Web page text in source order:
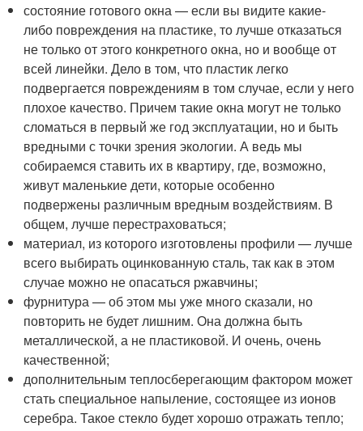
состояние готового окна — если вы видите какие-
либо повреждения на пластике, то лучше отказаться
не только от этого конкретного окна, но и вообще от
всей линейки. Дело в том, что пластик легко
подвергается повреждениям в том случае, если у него
плохое качество. Причем такие окна могут не только
сломаться в первый же год эксплуатации, но и быть
вредными с точки зрения экологии. А ведь мы
собираемся ставить их в квартиру, где, возможно,
живут маленькие дети, которые особенно
подвержены различным вредным воздействиям. В
общем, лучше перестраховаться;
материал, из которого изготовлены профили — лучше
всего выбирать оцинкованную сталь, так как в этом
случае можно не опасаться ржавчины;
фурнитура — об этом мы уже много сказали, но
повторить не будет лишним. Она должна быть
металлической, а не пластиковой. И очень, очень
качественной;
дополнительным теплосберегающим фактором может
стать специальное напыление, состоящее из ионов
серебра. Такое стекло будет хорошо отражать тепло;